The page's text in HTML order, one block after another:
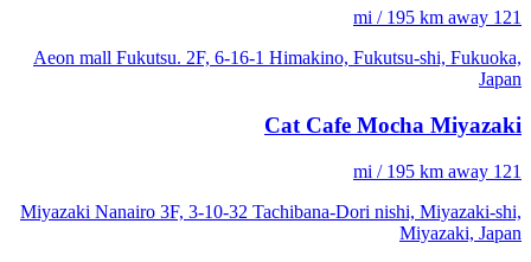
121 mi / 195 km away
Aeon mall Fukutsu. 2F, 6-16-1 Himakino, Fukutsu-shi, Fukuoka,
Japan
Cat Cafe Mocha Miyazaki
121 mi / 195 km away
Miyazaki Nanairo 3F, 3-10-32 Tachibana-Dori nishi, Miyazaki-shi,
Miyazaki, Japan